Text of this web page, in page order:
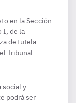
en la Sección
I, de la
de tutela
Tribunal
social y
podrá ser